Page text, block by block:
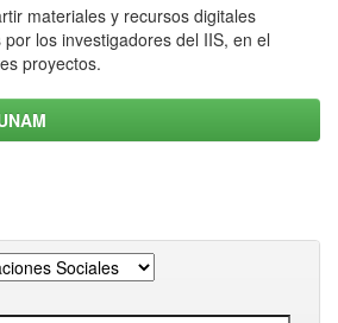
materiales y recursos digitales
los investigadores del IIS, en el
proyectos.